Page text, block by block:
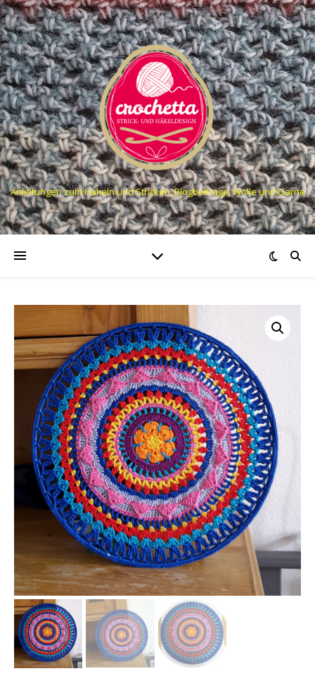
Anleitungen zum Häkeln und Stricken, Blogbeiträge, Wolle und Garne